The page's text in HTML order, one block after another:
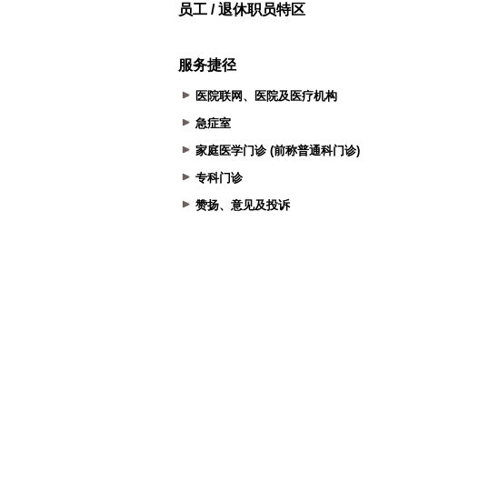
员工 / 退休职员特区
服务捷径
医院联网、医院及医疗机构
急症室
家庭医学门诊 (前称普通科门诊)
专科门诊
赞扬、意见及投诉